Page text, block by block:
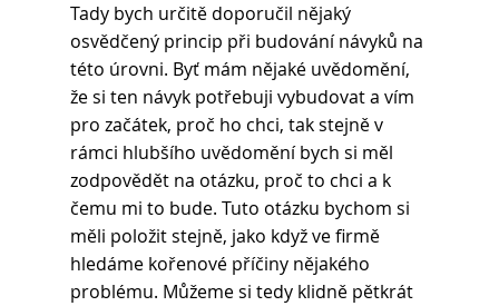
Tady bych určitě doporučil nějaký
osvědčený princip při budování návyků na
této úrovni. Byť mám nějaké uvědomění,
že si ten návyk potřebuji vybudovat a vím
pro začátek, proč ho chci, tak stejně v
rámci hlubšího uvědomění bych si měl
zodpovědět na otázku, proč to chci a k
čemu mi to bude. Tuto otázku bychom si
měli položit stejně, jako když ve firmě
hledáme kořenové příčiny nějakého
problému. Můžeme si tedy klidně pětkrát